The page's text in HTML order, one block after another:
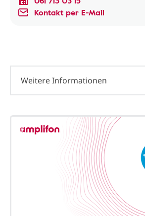
Kontakt per E-Mail
Weitere Informationen